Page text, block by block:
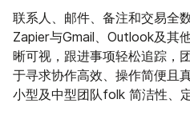
联系人、邮件、备注和交易全
Zapier与Gmail、Outlook及其
晰可视，跟进事项轻松追踪，
于寻求协作高效、操作简便且
小型及中型团队folk 简洁性、